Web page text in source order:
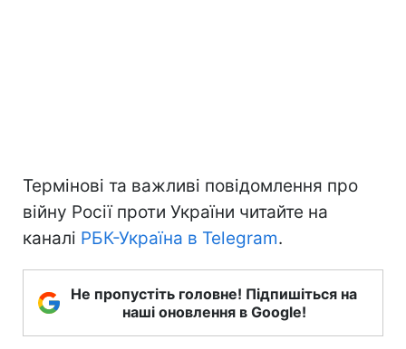
Термінові та важливі повідомлення про
війну Росії проти України читайте на
каналі РБК-Україна в Telegram.
Не пропустіть головне! Підпишіться на
наші оновлення в Google!